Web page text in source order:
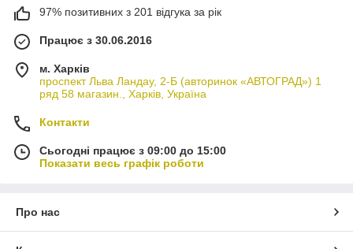
97% позитивних з 201 відгука за рік
Працює з 30.06.2016
м. Харків
проспект Льва Ландау, 2-Б (авторинок «АВТОГРАД») 1
ряд 58 магазин., Харків, Україна
Контакти
Сьогодні працює з 09:00 до 15:00
Показати весь графік роботи
Про нас